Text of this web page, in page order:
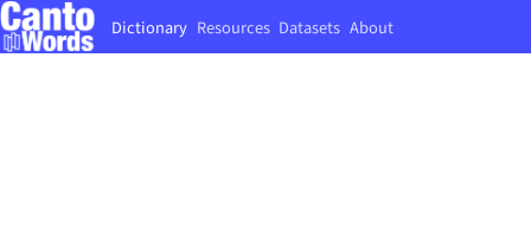
Dictionary Resources Datasets About